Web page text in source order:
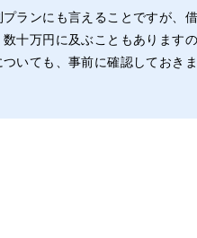
プランにも言えることですが、
数十万円に及ぶこともあります
いても、事前に確認しておきま